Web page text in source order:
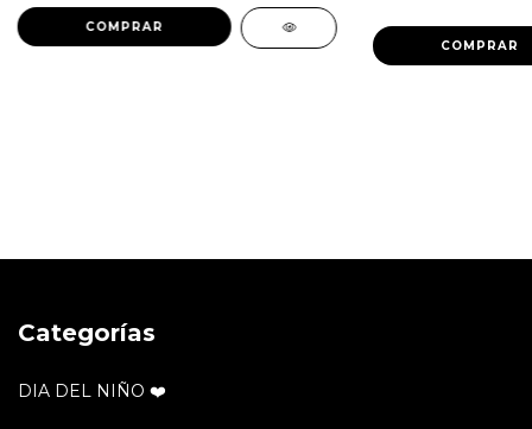
COMPRAR
Categorías
DIA DEL NIÑO ❤️